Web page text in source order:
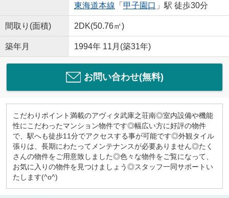
東海道本線 「 甲子園口 」駅 徒歩30分
間取り(面積) 2DK(50.76㎡)
築年月 1994年 11月(築31年)
お問い合わせ(無料)
こだわりポイント満載のアヴィタ武庫之荘南◎室内設備や機能
性にこだわったマンション物件です◎幅広い方に好評の物件
で、駅へも徒歩11分でアクセスする事が可能です◎外観タイル
張りは、長期にわたってメンテナンスが必要ありません◎たく
さんの物件をご用意致しました◎色々な物件をご覧になって、
お気に入りの物件を見つけましょう◎スタッフ一同サポートい
たします(^o^)